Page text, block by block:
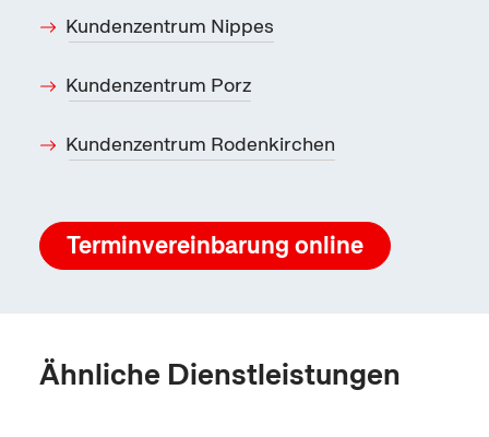
Kundenzentrum Nippes
Kundenzentrum Porz
Kundenzentrum Rodenkirchen
Terminvereinbarungonline
Ähnliche Dienstleistungen